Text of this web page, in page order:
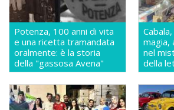
Potenza, 100 anni di vita
e una ricetta tramandata
oralmente: è la storia
della "gassosa Avena"
magia,
nel
della